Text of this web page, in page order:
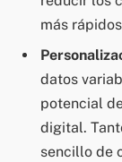
más
datos
potencial
digital.
sencillo de